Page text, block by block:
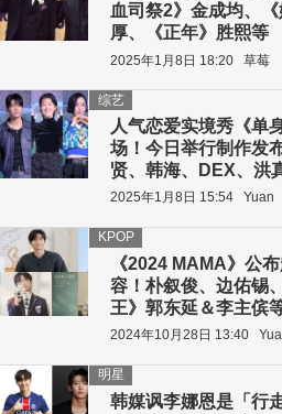
血司祭2》金成均、
厚、《正年》胜熙等
2025年1月8日 18:20 草莓
人气恋爱实境秀《单
场！今日举行制作发
贤、韩海、DEX、洪
综艺
2025年1月8日 15:54 Yuan
《2024 MAMA》公
容！朴叙俊、边佑锡
王》郭东延＆李主傧
KPOP
2024年10月28日 13:40
韩媒讽李娜恩是「行
明星